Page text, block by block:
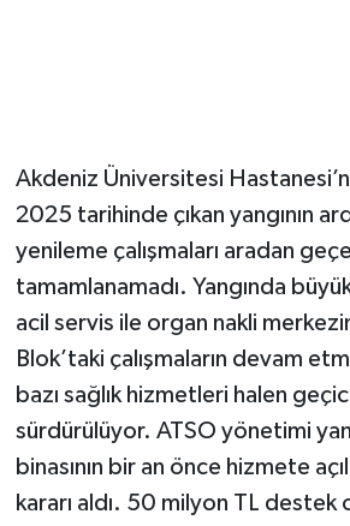
Akdeniz Üniversitesi
2025 tarihinde çıkan yangının
yenileme çalışmaları aradan
tamamlanamadı. Yangında
acil servis ile organ nakli
Blok’taki çalışmaların devam
bazı sağlık hizmetleri halen
sürdürülüyor. ATSO yönetimi
binasının bir an önce hizmete
kararı aldı. 50 milyon TL destek